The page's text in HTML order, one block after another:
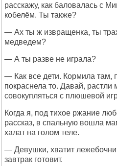
расскажу, как баловалась с
кобелём. Ты также?
— Ах ты ж извращенка, ты
медведем?
— А ты разве не играла?
— Как все дети. Кормила там,
покраснела то. Давай, растли
совокупляться с плюшевой
Когда я, под тихое ржание
рассказ, в спальную вошла
халат на голом теле.
— Девушки, хватит
завтрак готовит.